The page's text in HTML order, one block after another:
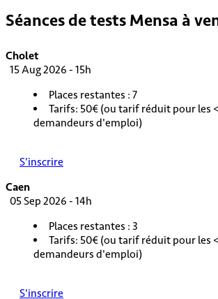
Séances de tests Mensa à
Cholet
15 Aug 2026 - 15h
Places restantes : 7
Tarifs: 50€ (ou tarif réduit pour les
demandeurs d'emploi)
S'inscrire
Caen
05 Sep 2026 - 14h
Places restantes : 3
Tarifs: 50€ (ou tarif réduit pour les
demandeurs d'emploi)
S'inscrire